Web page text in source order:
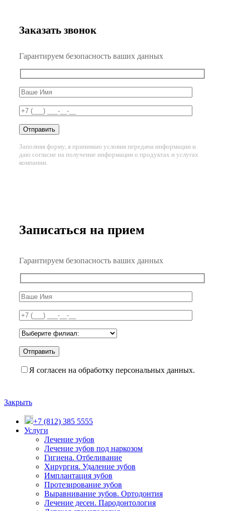
Заказать звонок
Гарантируем безопасность ваших данных
Заполняя форму, я принимаю условия передачи информации и
даю согласие на получение информации о продуктах и услугах
компании.
Записаться на прием
Гарантируем безопасность ваших данных
Я согласен на обработку персональных данных.
Закрыть
+7 (812) 385 5555
Услуги
Лечение зубов
Лечение зубов под наркозом
Гигиена. Отбеливание
Хирургия. Удаление зубов
Имплантация зубов
Протезирование зубов
Выравнивание зубов. Ортодонтия
Лечение десен. Пародонтология